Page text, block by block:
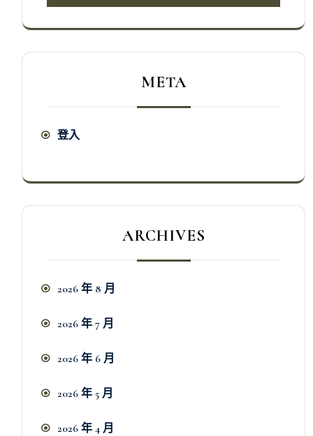
META
登入
ARCHIVES
2026 年 8 月
2026 年 7 月
2026 年 6 月
2026 年 5 月
2026 年 4 月